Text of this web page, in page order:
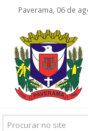
Paverama, 06 de
Pesquisar: